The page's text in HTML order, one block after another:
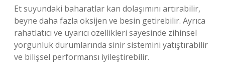
Et suyundaki baharatlar kan dolaşımını artırabilir,
beyne daha fazla oksijen ve besin getirebilir. Ayrıca
rahatlatıcı ve uyarıcı özellikleri sayesinde zihinsel
yorgunluk durumlarında sinir sistemini yatıştırabilir
ve bilişsel performansı iyileştirebilir.